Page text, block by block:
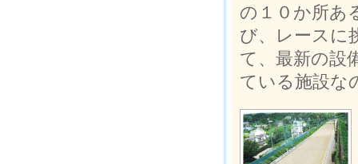
の１０か所あ
び、レースに
て、最新の設
ている施設な